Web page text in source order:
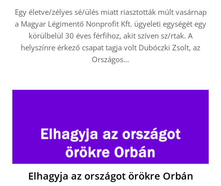
Egy életve/zélyes sé/ülés miatt riasztották múlt vasárnap
a Magyar Légimentő Nonprofit Kft. ügyeleti egységét egy
körülbelül 30 éves férfihoz, akit szíven sz/rtak. A
helyszínre érkező csapat tagja volt Dubóczki Zsolt, az
Országos…
Elhagyja az országot örökre Orbán